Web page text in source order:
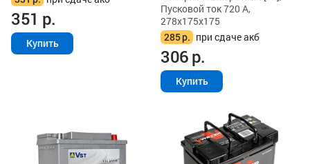
351 р.
Купить
Пусковой ток 720 А,
278x175x175
285р. при сдаче акб
306р.
Купить